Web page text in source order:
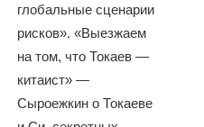
глобальные сценарии
рисков». «Выезжаем
на том, что Токаев —
китаист» —
Сыроежкин о Токаеве